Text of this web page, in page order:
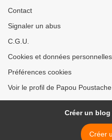
Contact
Signaler un abus
C.G.U.
Cookies et données personnelles
Préférences cookies
Voir le profil de Papou
Créer un
Créer